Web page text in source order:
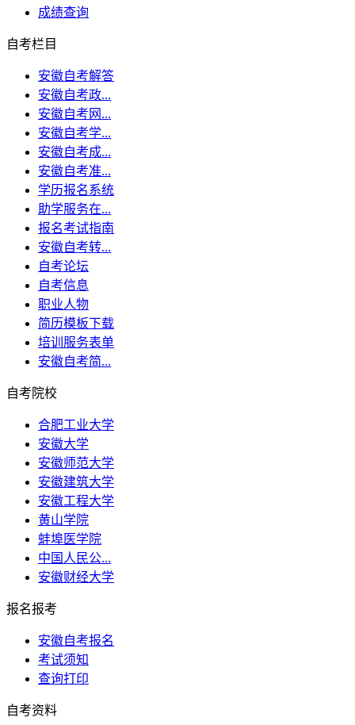
成绩查询
自考栏目
安徽自考解答
安徽自考政...
安徽自考网...
安徽自考学...
安徽自考成...
安徽自考准...
学历报名系统
助学服务在...
报名考试指南
安徽自考转...
自考论坛
自考信息
职业人物
简历模板下载
培训服务表单
安徽自考简...
自考院校
合肥工业大学
安徽大学
安徽师范大学
安徽建筑大学
安徽工程大学
黄山学院
蚌埠医学院
中国人民公...
安徽财经大学
报名报考
安徽自考报名
考试须知
查询打印
自考资料